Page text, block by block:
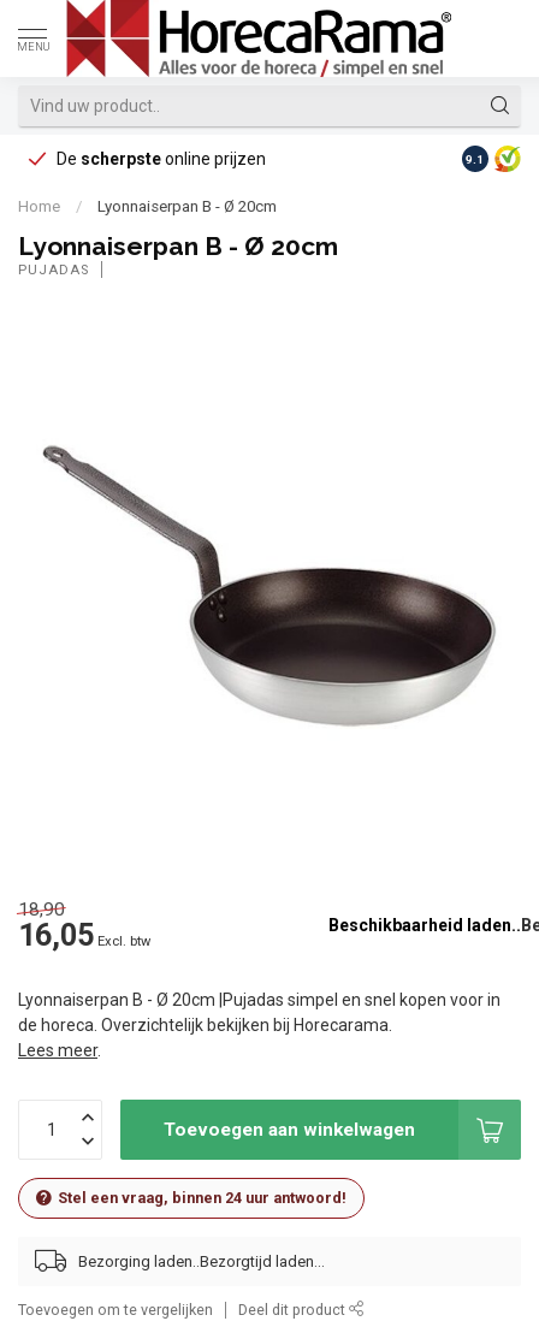
MENU
De scherpsteonline prijzen Op
9.1
Home / Lyonnaiserpan B - Ø 20cm
Lyonnaiserpan B - Ø 20cm
PUJADAS
18,90
16,05 Excl. btw
Beschikbaarheid laden..
Lyonnaiserpan B - Ø 20cm |Pujadas simpel en snel kopen voor in
de horeca. Overzichtelijk bekijken bij Horecarama.
Lees meer.
Toevoegen aan winkelwagen
Stel een vraag, binnen 24 uur antwoord!
Bezorging laden..
Toevoegen om te vergelijken Deel dit product